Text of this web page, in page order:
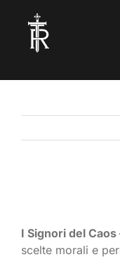
contenuto
I Signori del Caos
scelte morali e